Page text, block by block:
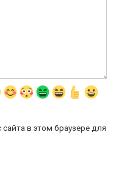
в этом браузере для